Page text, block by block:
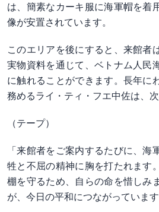
は、簡素なカーキ服に海軍帽を着
像が安置されています。
このエリアを後にすると、来館者
実物資料を通じて、ベトナム人民
に触れることができます。長年に
務めるライ・ティ・フエ中佐は、
（テープ）
「来館者をご案内するたびに、海
牲と不屈の精神に胸を打たれます
棚を守るため、自らの命を惜しみ
が、今日の平和につながっています